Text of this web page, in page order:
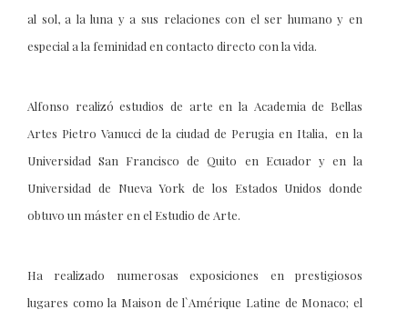
al sol, a la luna y a sus relaciones con el ser humano y en
especial a la feminidad en contacto directo con la vida.
Alfonso realizó estudios de arte en la Academia de Bellas
Artes Pietro Vanucci de la ciudad de Perugia en Italia, en la
Universidad San Francisco de Quito en Ecuador y en la
Universidad de Nueva York de los Estados Unidos donde
obtuvo un máster en el Estudio de Arte.
Ha realizado numerosas exposiciones en prestigiosos
lugares como la Maison de l`Amérique Latine de Monaco; el